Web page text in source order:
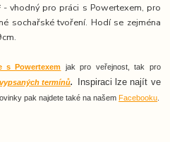
- vhodný pro práci s Powertexem, pro
sochařské tvoření. Hodí se zejména
s Powertexem jak pro veřejnost, tak pro
termínů. Inspiraci lze najít ve
pak najdete také na našemFacebooku